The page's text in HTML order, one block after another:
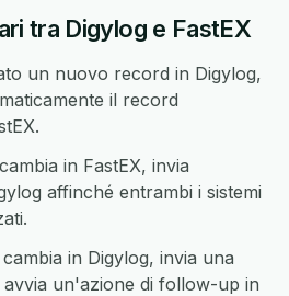
tra Digylog e FastEX
un nuovo record in Digylog,
il record
in FastEX, invia
affinché entrambi i sistemi
in Digylog, invia una
un'azione di follow-up in